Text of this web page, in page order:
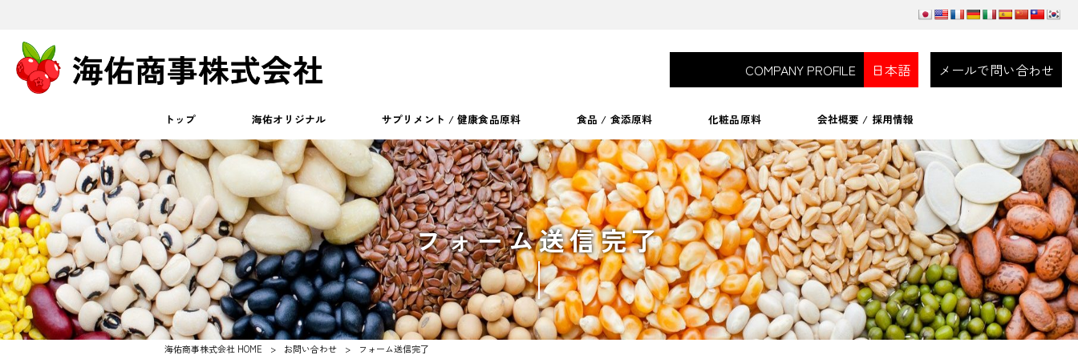
COMPANY PROFILE 日本語 メールで問い合わせ
トップ 海佑オリジナル サプリメント / 健康食品原料 食品 / 食添原料 化粧品原料 会社概要 / 採用情報
フォーム送信完了
海佑商事株式会社 HOME > お問い合わせ > フォーム送信完了